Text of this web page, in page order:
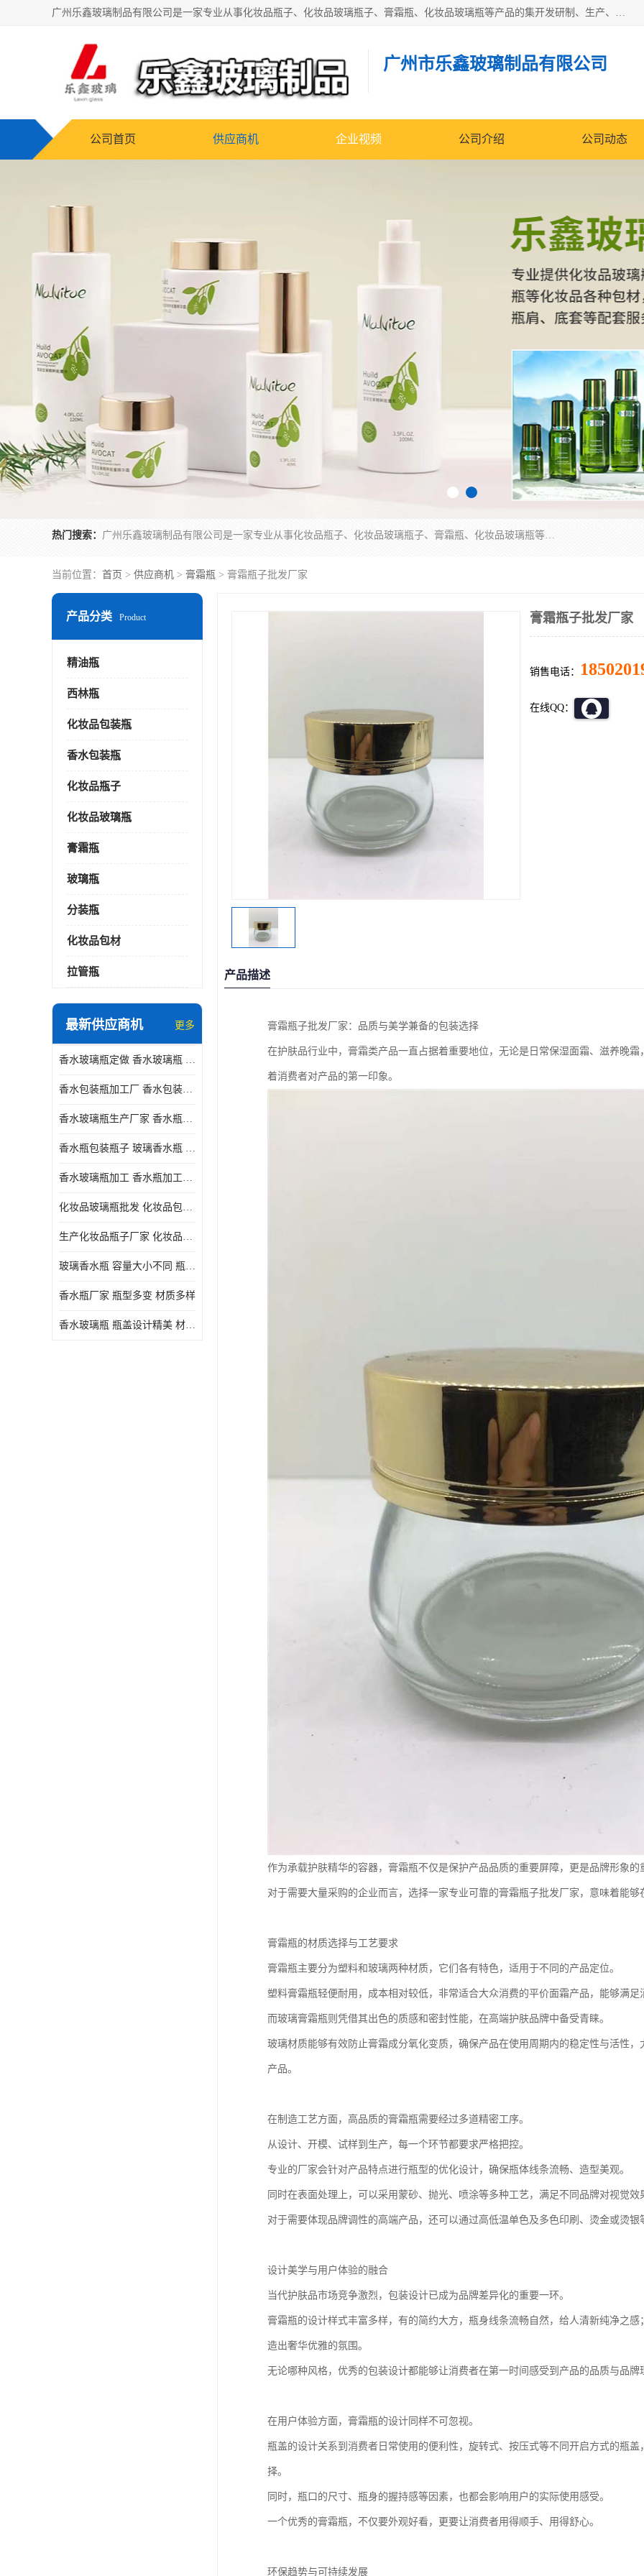
广州乐鑫玻璃制品有限公司是一家专业从事化妆品瓶子、化妆品玻璃瓶子、膏霜瓶、化妆品玻璃瓶等产品的集开发研制、生产、销售于一体的实业型玻璃制品生产企业。产品从设计、开模、试样、生产、蒙砂、抛光、喷涂、高低温单色及多色印刷，烫金（银）到交货实现一条龙服务。
广州市乐鑫玻璃制品有限公司
公司首页 供应商机 企业视频 公司介绍 公司动态
热门搜索： 广州乐鑫玻璃制品有限公司是一家专业从事化妆品瓶子、化妆品玻璃瓶子、膏霜瓶、化妆品玻璃瓶等产品的集开发研制、生产、销售于一体的实业型玻璃制品生产企业。产品从设计、开模、试样、生产、蒙砂、抛光、喷涂、高低温单色及多色印刷，烫金（银）到交货实现一条龙服务。
当前位置： 首页 > 供应商机 > 膏霜瓶 > 膏霜瓶子批发厂家
产品分类 Product
精油瓶
西林瓶
化妆品包装瓶
香水包装瓶
化妆品瓶子
化妆品玻璃瓶
膏霜瓶
玻璃瓶
分装瓶
化妆品包材
拉管瓶
最新供应商机 更多
香水玻璃瓶定做 香水玻璃瓶 瓶型多变
香水包装瓶加工厂 香水包装瓶厂家 瓶盖设计精美
香水玻璃瓶生产厂家 香水瓶设计 通常配有喷雾器或滴管
香水瓶包装瓶子 玻璃香水瓶 材质多样
香水玻璃瓶加工 香水瓶加工厂 容量大小不同
化妆品玻璃瓶批发 化妆品包材 具有良好的密封性能
生产化妆品瓶子厂家 化妆品玻璃瓶 采用塑料或玻璃材质制成
玻璃香水瓶 容量大小不同 瓶盖设计精美
香水瓶厂家 瓶型多变 材质多样
香水玻璃瓶 瓶盖设计精美 材质多样
膏霜瓶子批发厂家
销售电话：
在线QQ：
产品描述
膏霜瓶子批发厂家：品质与美学兼备的包装选择
在护肤品行业中，膏霜类产品一直占据着重要地位，无论是日常保湿面霜、滋养晚
着消费者对产品的第一印象。
作为承载护肤精华的容器，膏霜瓶不仅是保护产品品质的重要屏障，更是品牌形象的
对于需要大量采购的企业而言，选择一家专业可靠的膏霜瓶子批发厂家，意味着能
膏霜瓶的材质选择与工艺要求
膏霜瓶主要分为塑料和玻璃两种材质，它们各有特色，适用于不同的产品定位。
塑料膏霜瓶轻便耐用，成本相对较低，非常适合大众消费的平价面霜产品，能够满
而玻璃膏霜瓶则凭借其出色的质感和密封性能，在高端护肤品牌中备受青睐。
玻璃材质能够有效防止膏霜成分氧化变质，确保产品在使用周期内的稳定性与活性
产品。
在制造工艺方面，高品质的膏霜瓶需要经过多道精密工序。
从设计、开模、试样到生产，每一个环节都要求严格把控。
专业的厂家会针对产品特点进行瓶型的优化设计，确保瓶体线条流畅、造型美观。
同时在表面处理上，可以采用蒙砂、抛光、喷涂等多种工艺，满足不同品牌对视觉效
对于需要体现品牌调性的高端产品，还可以通过高低温单色及多色印刷、烫金或烫
设计美学与用户体验的融合
当代护肤品市场竞争激烈，包装设计已成为品牌差异化的重要一环。
膏霜瓶的设计样式丰富多样，有的简约大方，瓶身线条流畅自然，给人清新纯净之
造出奢华优雅的氛围。
无论哪种风格，优秀的包装设计都能够让消费者在第一时间感受到产品的品质与品牌
在用户体验方面，膏霜瓶的设计同样不可忽视。
瓶盖的设计关系到消费者日常使用的便利性，旋转式、按压式等不同开启方式的瓶
择。
同时，瓶口的尺寸、瓶身的握持感等因素，也都会影响用户的实际使用感受。
一个优秀的膏霜瓶，不仅要外观好看，更要让消费者用得顺手、用得舒心。
环保趋势与可持续发展